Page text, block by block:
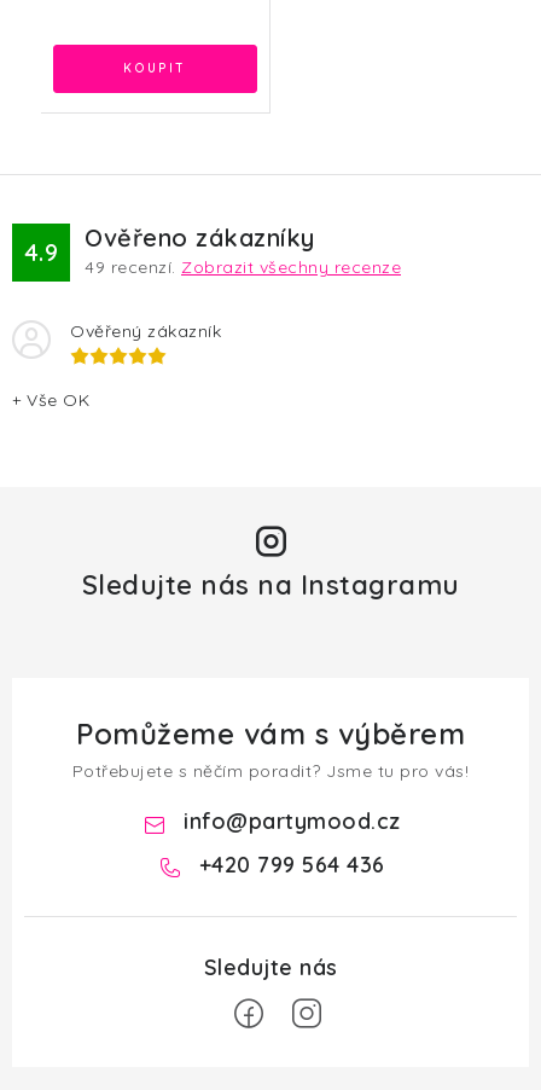
4.9 Ověřeno zákazníky
49 recenzí. Zobrazit všechny recenze
Ověřený zákazník
+ Vše OK
Sledujte nás na Instagramu
Pomůžeme vám s výběrem
Potřebujete s něčím poradit? Jsme tu pro vás!
info@partymood.cz
+420 799 564 436